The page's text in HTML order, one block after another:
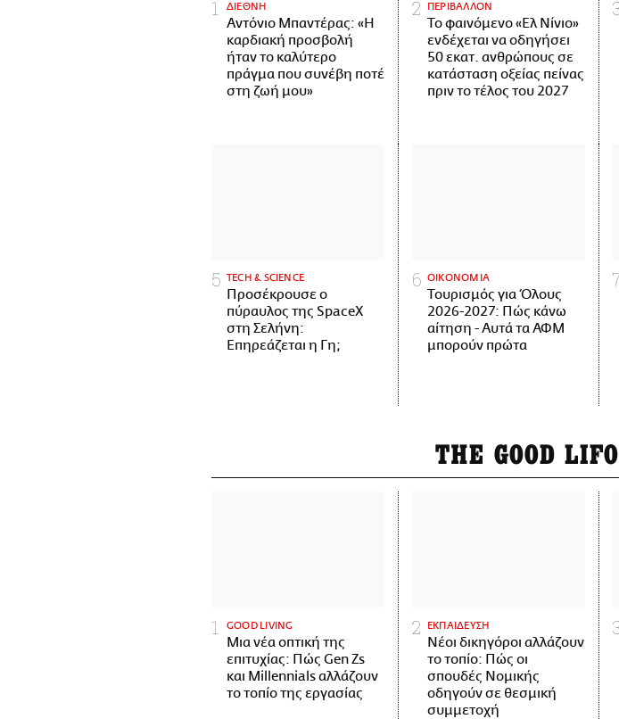
ΔΙΕΘΝΗ
Αντόνιο Μπαντέρας: «Η
καρδιακή προσβολή
ήταν το καλύτερο
πράγμα που συνέβη ποτέ
στη ζωή μου»
ΠΕΡΙΒΑΛΛΟΝ
Το φαινόμενο «Ελ Νίνιο»
ενδέχεται να οδηγήσει
50 εκατ. ανθρώπους σε
κατάσταση οξείας πείνας
πριν το τέλος του 2027
ΤECH & SCIENCE
Προσέκρουσε ο
πύραυλος της SpaceX
στη Σελήνη:
Επηρεάζεται η Γη;
ΟΙΚΟΝΟΜΙΑ
Τουρισμός για Όλους
2026-2027: Πώς κάνω
αίτηση - Αυτά τα ΑΦΜ
μπορούν πρώτα
THE GOOD LIFO
GOOD LIVING
Μια νέα οπτική της
επιτυχίας: Πώς Gen Zs
και Millennials αλλάζουν
το τοπίο της εργασίας
ΕΚΠΑΙΔΕΥΣΗ
Νέοι δικηγόροι αλλάζουν
το τοπίο: Πώς οι
σπουδές Νομικής
οδηγούν σε θεσμική
συμμετοχή